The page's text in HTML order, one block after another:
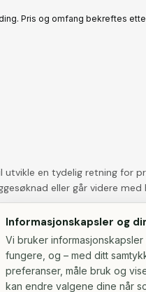
Pris og omfang bekreftes
utvikle en tydelig retning for
eller går videre med
avklaring, anbefaler vi
vi om Byggesøknad
Informasjonskapsler og
Vi bruker
fungere, og – med ditt
preferanser, måle bruk og
kan endre valgene dine når